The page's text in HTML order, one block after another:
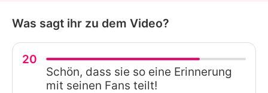
Was sagt ihr zu dem Video?
20
Schön, dass sie so eine Erinnerung
mit seinen Fans teilt!